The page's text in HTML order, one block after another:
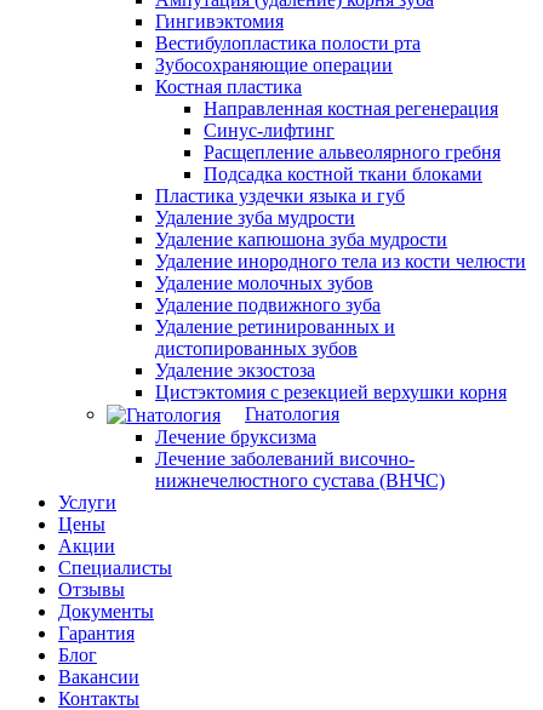
Гингивэктомия
Вестибулопластика полости рта
Зубосохраняющие операции
Костная пластика
Направленная костная регенерация
Синус-лифтинг
Расщепление альвеолярного гребня
Подсадка костной ткани блоками
Пластика уздечки языка и губ
Удаление зуба мудрости
Удаление капюшона зуба мудрости
Удаление инородного тела из кости челюсти
Удаление молочных зубов
Удаление подвижного зуба
Удаление ретинированных и
дистопированных зубов
Удаление экзостоза
Цистэктомия с резекцией верхушки корня
Гнатология
Лечение бруксизма
Лечение заболеваний височно-
нижнечелюстного сустава (ВНЧС)
Услуги
Цены
Акции
Специалисты
Отзывы
Документы
Гарантия
Блог
Вакансии
Контакты